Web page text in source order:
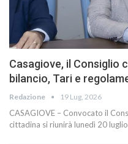
Casagiove, il Consiglio
bilancio, Tari e
Redazione 19 Lug, 2026
CASAGIOVE – Convocato il
cittadina si riunirà lunedì 20